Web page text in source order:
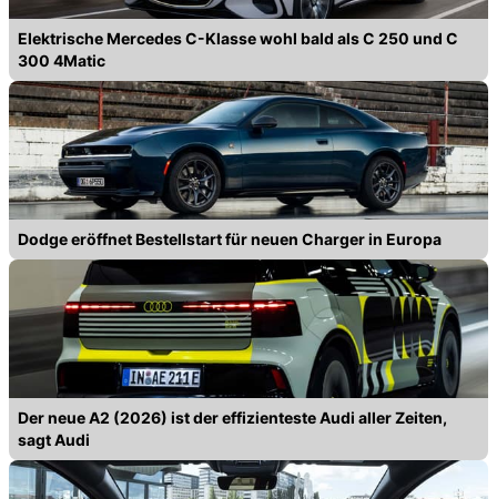
Elektrische Mercedes C-Klasse wohl bald als C 250 und C
300 4Matic
Dodge eröffnet Bestellstart für neuen Charger in Europa
Der neue A2 (2026) ist der effizienteste Audi aller Zeiten,
sagt Audi